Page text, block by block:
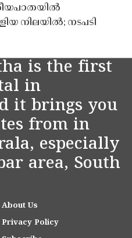
നിലയിൽ; നടപടി
is the first
in
it brings you
from in
especially
area, South
About Us
Privacy Policy